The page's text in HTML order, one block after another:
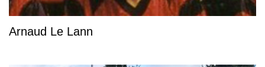
Arnaud Le Lann